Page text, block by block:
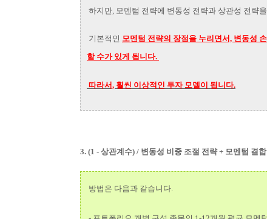
하지만, 모멘텀 전략에 변동성 전략과 상관성 전략
기본적인 모멘텀 전략의 장점을 누리면서, 변동성
할 수가 있게 됩니다.
따라서, 훨씬 이상적인 투자 모델이 됩니다.
3. (1 - 상관계수) / 변동성 비중 조절 전략 + 모멘텀 결합
방법은 다음과 같습니다.